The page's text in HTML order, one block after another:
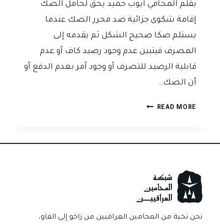
بقلم المحامي ايوب حميد يحق لحامل الصك
إقامة شكوى جزائية ضد محرر الصك عندما
يستلم صكا صحيح الشكل ثم يقدمه إلى
المصرف فيتبين عدم وجود رصيد كاف أو عدم
قابلية الرصيد للتصرف أو وجود أمر بعدم الدفع أو
أن الصك…
READ MORE متى
الصك
جزائية
ضد
محرر
الصك
نحن نخبة من المحامين العراقيين من زاخو إلى الفاو،